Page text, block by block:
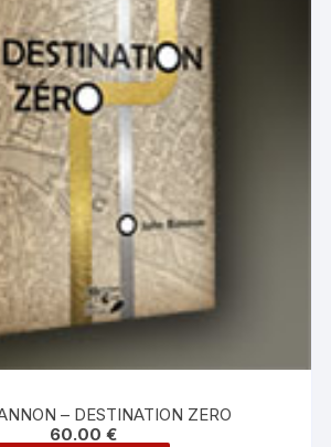
– DESTINATION ZERO
60.00€